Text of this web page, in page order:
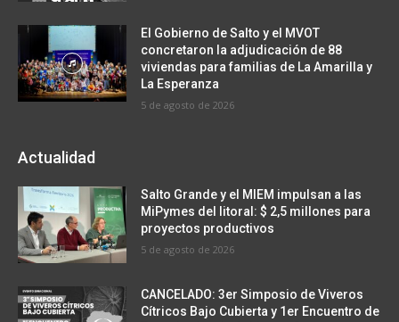
El Gobierno de Salto y el MVOT
concretaron la adjudicación de 88
viviendas para familias de La Amarilla y
La Esperanza
5 de agosto de 2026
Actualidad
Salto Grande y el MIEM impulsan a las
MiPymes del litoral: $ 2,5 millones para
proyectos productivos
5 de agosto de 2026
CANCELADO: 3er Simposio de Viveros
Cítricos Bajo Cubierta y 1er Encuentro de